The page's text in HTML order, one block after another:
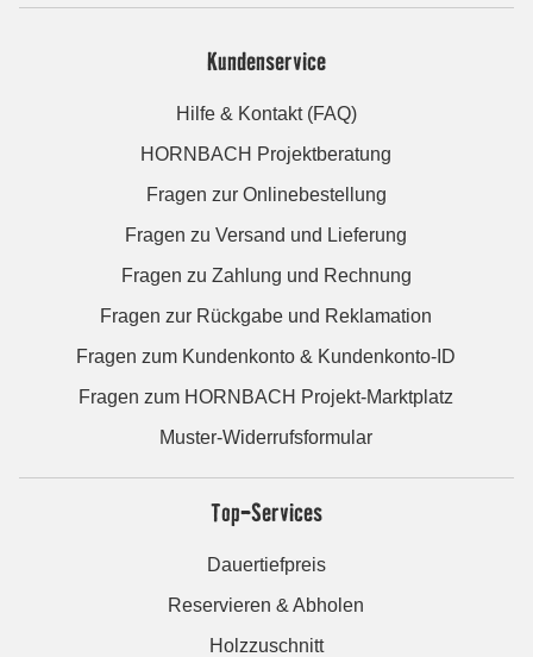
Kundenservice
Hilfe & Kontakt (FAQ)
HORNBACH Projektberatung
Fragen zur Onlinebestellung
Fragen zu Versand und Lieferung
Fragen zu Zahlung und Rechnung
Fragen zur Rückgabe und Reklamation
Fragen zum Kundenkonto & Kundenkonto-ID
Fragen zum HORNBACH Projekt-Marktplatz
Muster-Widerrufsformular
Top-Services
Dauertiefpreis
Reservieren & Abholen
Holzzuschnitt